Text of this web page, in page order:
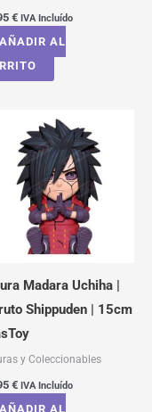
€ IVA Incluído
AÑADIR AL
Madara Uchiha |
Shippuden | 15cm
y Coleccionables
€ IVA Incluído
AÑADIR AL